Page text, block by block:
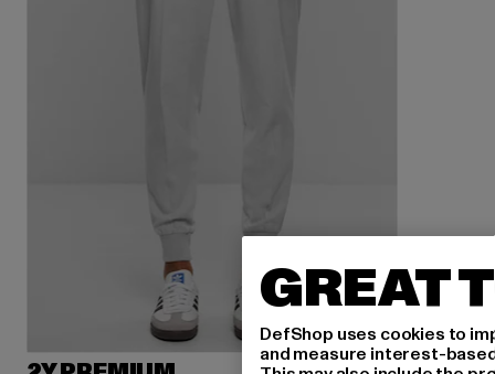
GREAT
DefShop uses cookies to
and measure interest-